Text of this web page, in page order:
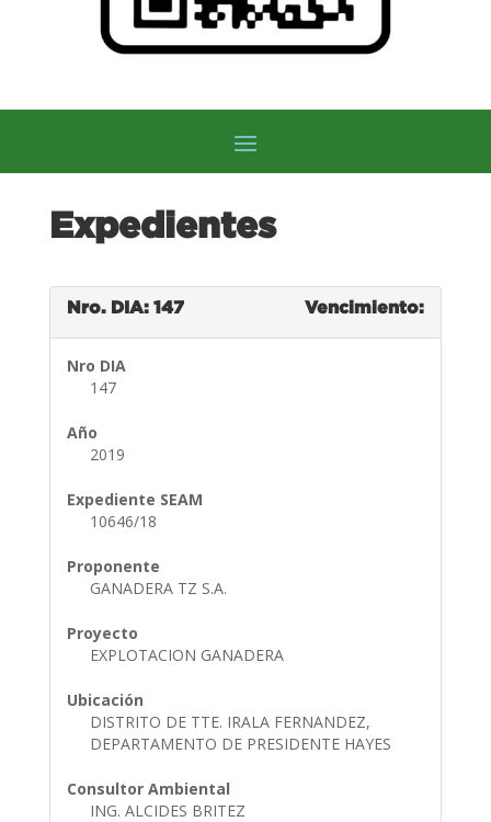
Expedientes
Nro. DIA: 147 Vencimiento:
Nro DIA
147
Año
2019
Expediente SEAM
10646/18
Proponente
GANADERA TZ S.A.
Proyecto
EXPLOTACION GANADERA
Ubicación
DISTRITO DE TTE. IRALA FERNANDEZ,
DEPARTAMENTO DE PRESIDENTE HAYES
Consultor Ambiental
ING. ALCIDES BRITEZ